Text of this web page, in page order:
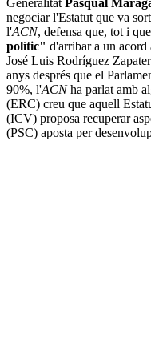
negociar l'Estatut que va
l'ACN, defensa que, tot i
polític" d'arribar a un acord
José Luis Rodríguez
anys després que el
90%, l'ACNha parlat amb
(ERC) creu que aquell
(ICV) proposa recuperar
(PSC) aposta per